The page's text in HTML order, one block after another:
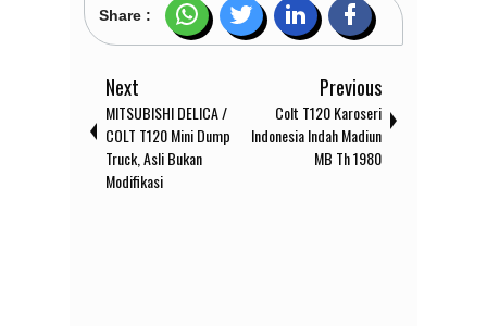
Share :
Next
MITSUBISHI DELICA /
COLT T120 Mini Dump
Truck, Asli Bukan
Modifikasi
Previous
Colt T120 Karoseri
Indonesia Indah Madiun
MB Th 1980